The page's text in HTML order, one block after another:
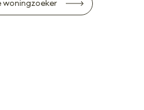
woningzoeker